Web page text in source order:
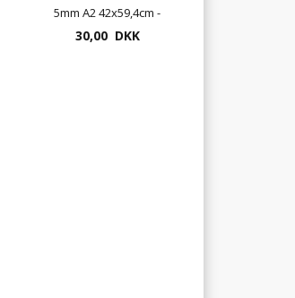
5mm A2 42x59,4cm -
20 plader pr. pakke
30,00 DKK